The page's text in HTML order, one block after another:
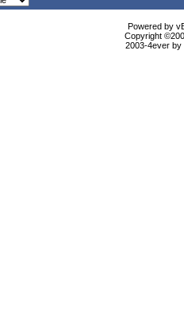
Powered by
Copyright
2003-4ever by